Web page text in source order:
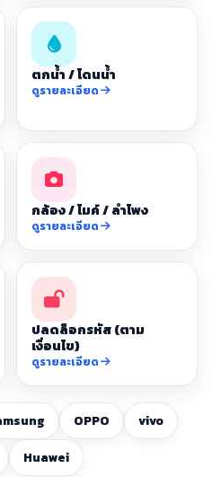
ตกน้ำ / โดนน้ำ
ดูรายละเอียด
กล้อง / ไมค์ / ลำโพง
ดูรายละเอียด
ปลดล็อกรหัส (ตาม
เงื่อนไข)
ดูรายละเอียด
OPPO vivo
Huawei